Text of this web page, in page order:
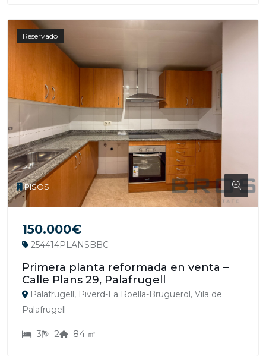
Reservado
PISOS
150.000€
254414PLANSBBC
Primera planta reformada en venta –
Calle Plans 29, Palafrugell
Palafrugell, Piverd-La Roella-Bruguerol, Vila de
Palafrugell
3 2 84 ㎡